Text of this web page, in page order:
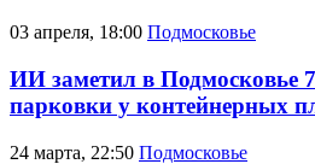
03 апреля, 18:00 Подмосковье
ИИ заметил в Подмосковье
парковки у контейнерных
24 марта, 22:50 Подмосковье